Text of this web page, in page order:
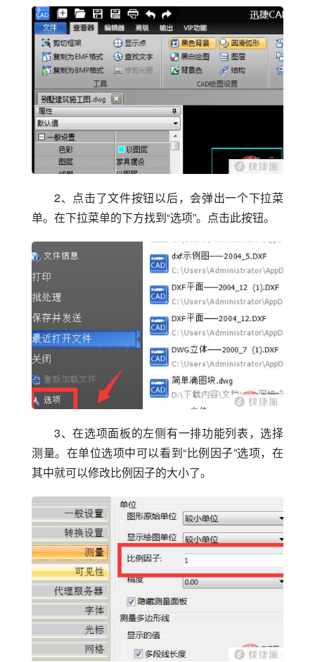
2、点击了文件按钮以后，会弹出一个下拉菜
单。在下拉菜单的下方找到“选项”。点击此按钮。
3、在选项面板的左侧有一排功能列表，选择
测量。在单位选项中可以看到“比例因子”选项，在
其中就可以修改比例因子的大小了。